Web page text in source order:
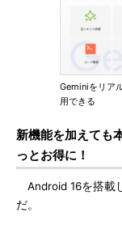
Geminiをリア
用できる
新機能を加えても
っとお得に！
Android 16を搭載
だ。